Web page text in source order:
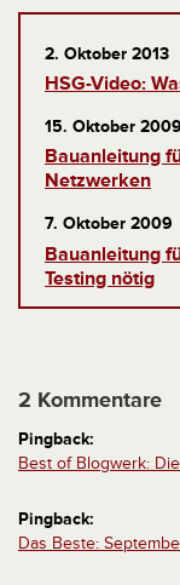
2. Oktober 2013
HSG-Video:
15. Oktober 2009
Bauanleitung
Netzwerken
7. Oktober 2009
Bauanleitung
Testing nötig
2 Kommentare
Pingback:
Best of Blogwerk:
Pingback:
Das Beste: